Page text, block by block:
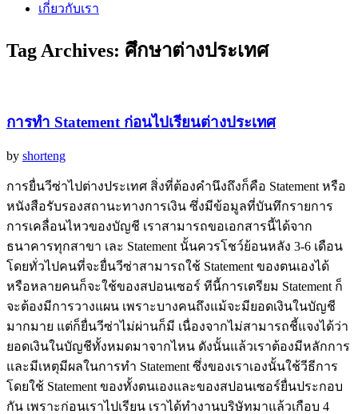
เกี่ยวกับเรา
Tag Archives: ศึกษาต่างประเทศ
การทำ Statement ก่อนไปเรียนต่างประเทศ
by shorteng
การยื่นวีซ่าไปต่างประเทศ สิ่งที่ต้องคำนึงถึงก็คือ Statement หรือ
หนังสือรับรองสถานะทางการเงิน ซึ่งมีข้อมูลที่บันทึกรายการ
การเคลื่อนไหวของบัญชี เราสามารถขอเอกสารนี้ได้จาก
ธนาคารทุกสาขา เละ Statement นั้นควรโชว์ย้อนหลัง 3-6 เดือน
โดยทั่วไปคนที่จะยื่นวีซ่าสามารถใช้ Statement ของตนเองได้
หรือหลายคนก็จะใช้ของสปอนเซอร์ ทีนี้การเตรียม Statement ก็
จะต้องมีการวางแผน เพราะบางคนถึงแม้จะมียอดเงินในบัญชี
มากมาย แต่ก็ยื่นวีซ่าไม่ผ่านก็มี เนื่องจากไม่สามารถชี้แจงได้ว่า
ยอดเงินในบัญชีทั้งหมดมาจากไหน ดังนั้นแล้วเราต้องมีหลักการ
และมีเหตุมีผลในการทำ Statement ซึ่งของเราเองนั้นใช้วีธีการ
โดยใช้ Statement ของทั้งตนเองและของสปอนเซอร์ยื่นประกอบ
กัน เพราะก่อนเราไปเรียน เราได้ทำงานบริษัทมาแล้วเกือบ 4